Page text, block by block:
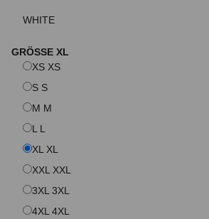
WHITE
GRÖSSE XL
XS XS
S S
M M
L L
XL XL
XXL XXL
3XL 3XL
4XL 4XL